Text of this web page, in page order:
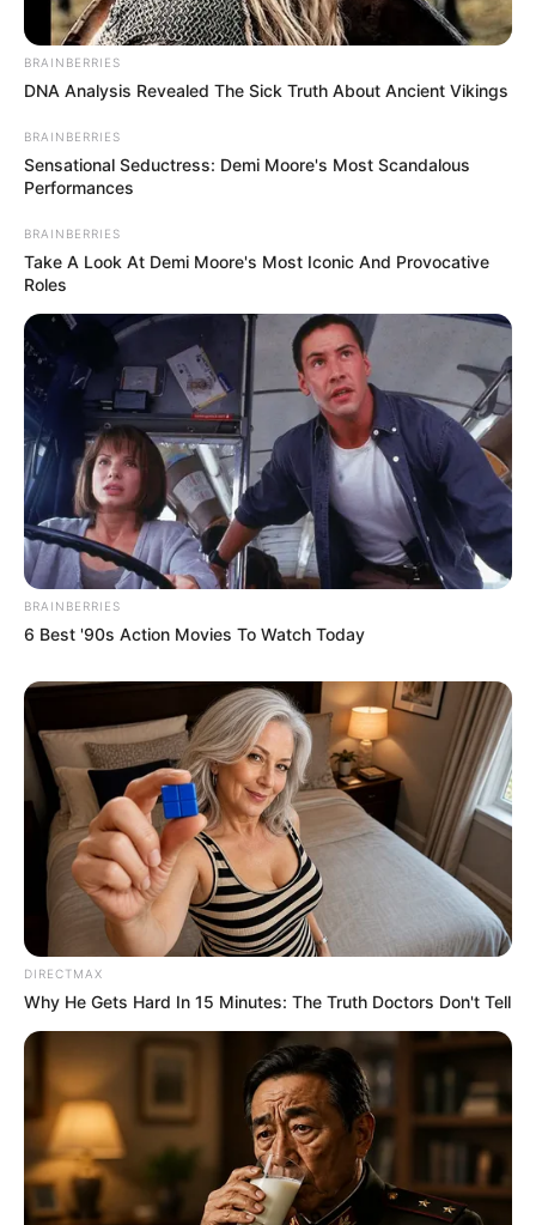
Περισσότερα νέα από την Εύβοια
Κάθε πότε κληρώνει το Τζόκερ το 2026:
Ημέρες και ώρα
Συντάξεις Οκτωβρίου 2026: Πότε θα γίνει η
πληρωμή;
Συντάξεις Σεπτεμβρίου 2026 πληρωμή
Ακολουθήστε το evianews.com στο
News
ΤΑ ΠΙΟ ΔΗΜΟΦΙΛΗ
BRAINBERRIES
DNA Analysis Revealed The Sick Truth About Ancient Vikings
BRAINBERRIES
Sensational Seductress: Demi Moore's Most Scandalous
Performances
BRAINBERRIES
Take A Look At Demi Moore's Most Iconic And Provocative
Roles
BRAINBERRIES
6 Best '90s Action Movies To Watch Today
DIRECTMAX
Why He Gets Hard In 15 Minutes: The Truth Doctors Don't Tell